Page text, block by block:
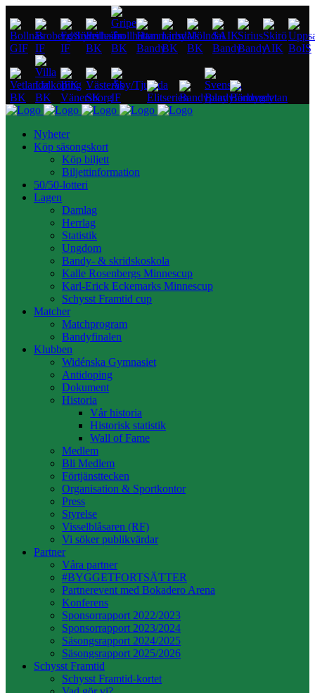
Nyheter
Köp säsongskort
Köp biljett
Biljettinformation
50/50-lotteri
Lagen
Damlag
Herrlag
Statistik
Ungdom
Bandy- & skridskoskola
Kalle Rosenbergs Minnescup
Karl-Erick Eckemarks Minnescup
Schysst Framtid cup
Matcher
Matchprogram
Bandyfinalen
Klubben
Widénska Gymnasiet
Antidoping
Dokument
Historia
Vår historia
Historisk statistik
Wall of Fame
Medlem
Bli Medlem
Förtjänsttecken
Organisation & Sportkontor
Press
Styrelse
Visselblåsaren (RF)
Vi söker publikvärdar
Partner
Våra partner
#BYGGETFORTSÄTTER
Partnerevent med Bokadero Arena
Konferens
Sponsorrapport 2022/2023
Sponsorrapport 2023/2024
Säsongsrapport 2024/2025
Säsongsrapport 2025/2026
Schysst Framtid
Schysst Framtid-kortet